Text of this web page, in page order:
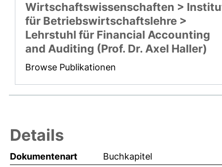
Wirtschaftswissenschaften >
für Betriebswirtschaftslehre >
Lehrstuhl für Financial Accounting
and Auditing (Prof. Dr. Axel Haller)
Browse Publikationen
Details
Dokumentenart
Buchkapitel